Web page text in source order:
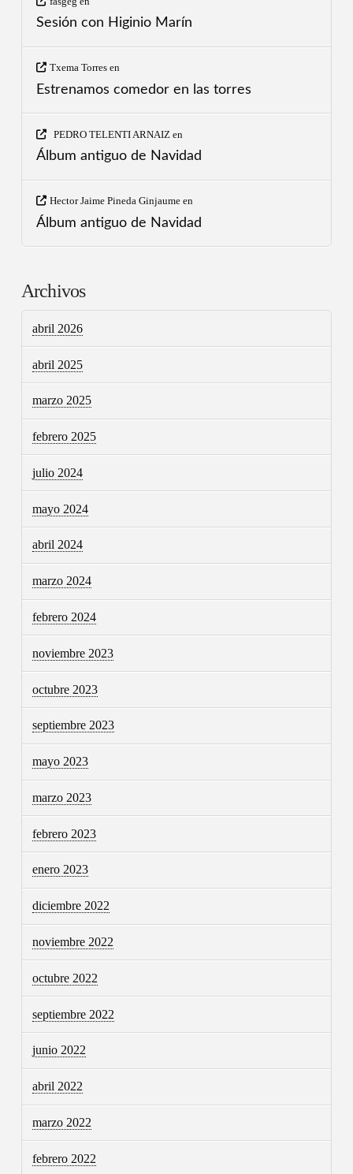
Sesión con Higinio Marín
Txema Torresen
Estrenamos comedor en las torres
PEDRO TELENTI ARNAIZ en
Álbum antiguo de Navidad
Hector Jaime Pineda Ginjaumeen
Álbum antiguo de Navidad
Archivos
abril 2026
abril 2025
marzo 2025
febrero 2025
julio 2024
mayo 2024
abril 2024
marzo 2024
febrero 2024
noviembre 2023
octubre 2023
septiembre 2023
mayo 2023
marzo 2023
febrero 2023
enero 2023
diciembre 2022
noviembre 2022
octubre 2022
septiembre 2022
junio 2022
abril 2022
marzo 2022
febrero 2022